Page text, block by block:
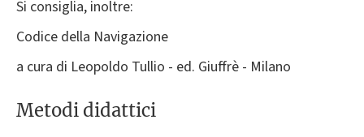
Si consiglia, inoltre:
Codice della Navigazione
a cura di Leopoldo Tullio - ed. Giuffrè - Milano
Metodi didattici